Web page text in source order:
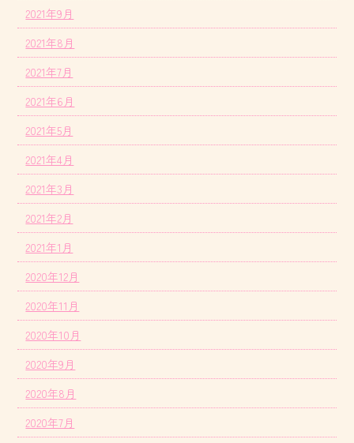
2021年9月
2021年8月
2021年7月
2021年6月
2021年5月
2021年4月
2021年3月
2021年2月
2021年1月
2020年12月
2020年11月
2020年10月
2020年9月
2020年8月
2020年7月